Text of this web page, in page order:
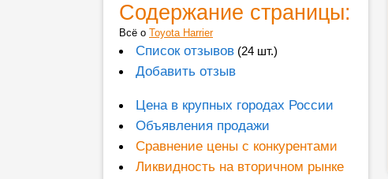
Содержание страницы:
Всё о Toyota Harrier
Список отзывов (24 шт.)
Добавить отзыв
Цена в крупных городах России
Объявления продажи
Сравнение цены с конкурентами
Ликвидность на вторичном рынке